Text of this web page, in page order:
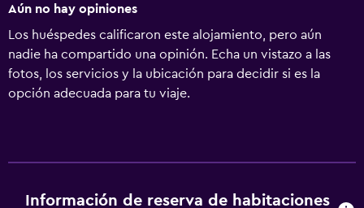
Aún no hay opiniones
Los huéspedes calificaron este alojamiento, pero aún
nadie ha compartido una opinión. Echa un vistazo a las
fotos, los servicios y la ubicación para decidir si es la
opción adecuada para tu viaje.
Información de reserva de habitaciones